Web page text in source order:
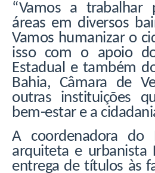
“Vamos a trabalhar
áreas em diversos
Vamos humanizar o
isso com o apoio
Estadual e também
Bahia, Câmara de
outras instituições
bem-estar e a
A coordenadora do
arquiteta e urbanista
entrega de títulos às